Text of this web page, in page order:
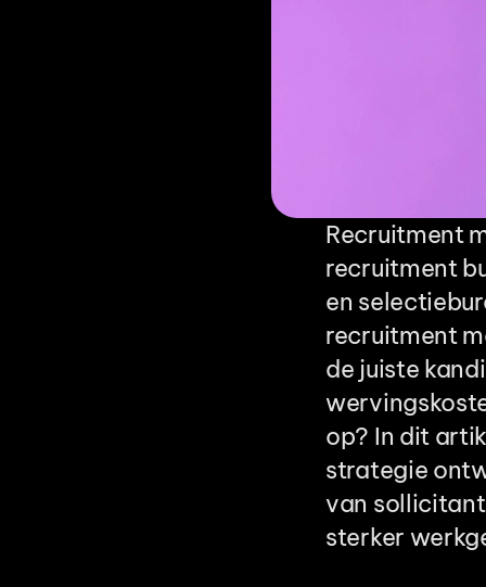
Recruitment
recruitment
en
recruitment
de juiste
op? In dit
strategie
van
sterker